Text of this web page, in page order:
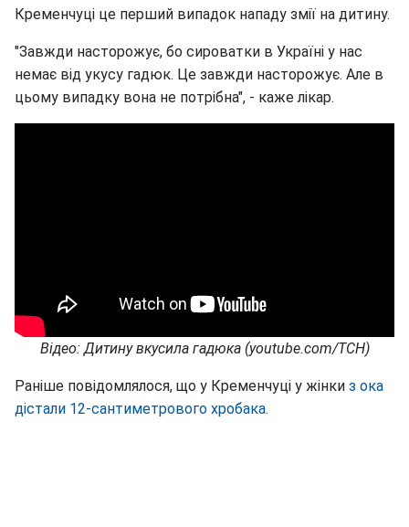
Кременчуці це перший випадок нападу змії на дитину.
"Завжди насторожує, бо сироватки в Україні у нас
немає від укусу гадюк. Це завжди насторожує. Але в
цьому випадку вона не потрібна", - каже лікар.
Відео: Дитину вкусила гадюка (youtube.com/ТСН)
Раніше повідомлялося, що у Кременчуці у жінки з ока
дістали 12-сантиметрового хробака.